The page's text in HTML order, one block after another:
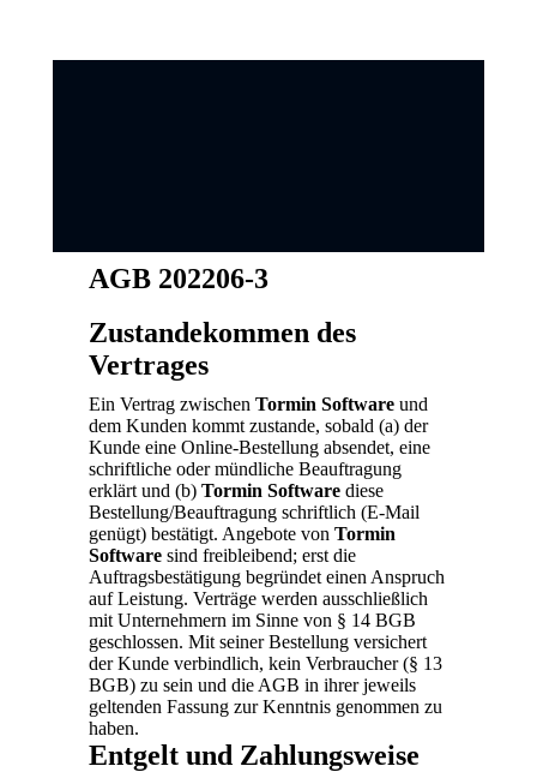
AGB 202206-3
Zustandekommen des
Vertrages
Ein Vertrag zwischen Tormin Software und
dem Kunden kommt zustande, sobald (a) der
Kunde eine Online-Bestellung absendet, eine
schriftliche oder mündliche Beauftragung
erklärt und (b) Tormin Software diese
Bestellung/Beauftragung schriftlich (E-Mail
genügt) bestätigt. Angebote von Tormin
Software sind freibleibend; erst die
Auftragsbestätigung begründet einen Anspruch
auf Leistung. Verträge werden ausschließlich
mit Unternehmern im Sinne von § 14 BGB
geschlossen. Mit seiner Bestellung versichert
der Kunde verbindlich, kein Verbraucher (§ 13
BGB) zu sein und die AGB in ihrer jeweils
geltenden Fassung zur Kenntnis genommen zu
haben.
Entgelt und Zahlungsweise